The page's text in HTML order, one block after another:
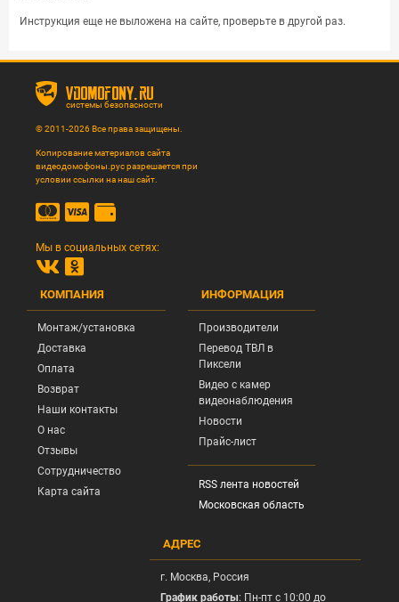
Инструкция еще не выложена на сайте, проверьте в другой раз.
vdomofony.ru
системы безопасности
© 2011-2026 Все права защищены.
Копирование материалов сайта
видеодомофоны.рус разрешается при
условии ссылки на наш сайт.
Мы в социальных сетях:
КОМПАНИЯ
Монтаж/установка
Доставка
Оплата
Возврат
Наши контакты
О нас
Отзывы
Сотрудничество
Карта сайта
ИНФОРМАЦИЯ
Производители
Перевод ТВЛ в
Пиксели
Видео с камер
видеонаблюдения
Новости
Прайс-лист
RSS лента новостей
Московская область
АДРЕС
г. Москва, Россия
График работы: Пн-пт с 10:00 до